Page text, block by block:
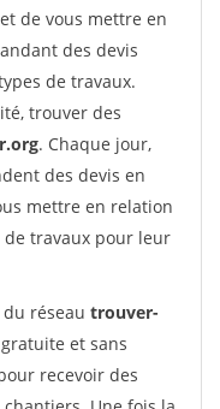
de vous mettre en
des devis
de travaux.
trouver des
. Chaque jour,
des devis en
mettre en relation
travaux pour leur
réseau trouver-
et sans
recevoir des